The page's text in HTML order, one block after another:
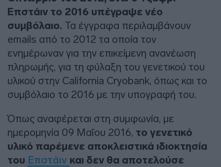
Επστάιν το 2016 υπέγραψε νέο
συμβόλαιο. Τα έγγραφα περιλαμβάνουν
emails από το 2012 τα οποία τον
ενημέρωναν για την επικείμενη ανανέωση
πληρωμής, για τη φύλαξη του γενετικού του
υλικού στην California Cryobank, όπως και το
συμβόλαιο το 2016 με την υπογραφή του.
Όπως αναφέρεται στη συμφωνία, με
ημερομηνία 09 Μαΐου 2016, το γενετικό
υλικό παρέμενε αποκλειστικά ιδιοκτησία
του Επστάιν και δεν θα αποτελούσε